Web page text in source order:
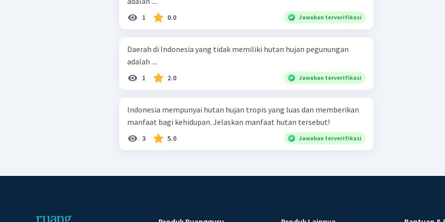
1 0.0 Jawaban terverifikasi
Daerah di Indonesia yang tidak memiliki hutan hujan pegunungan
adalah ....
1 2.0 Jawaban terverifikasi
Indonesia mempunyai hutan hujan tropis yang luas dan memberikan
manfaat bagi kehidupan. Jelaskan manfaat hutan tersebut!
3 5.0 Jawaban terverifikasi